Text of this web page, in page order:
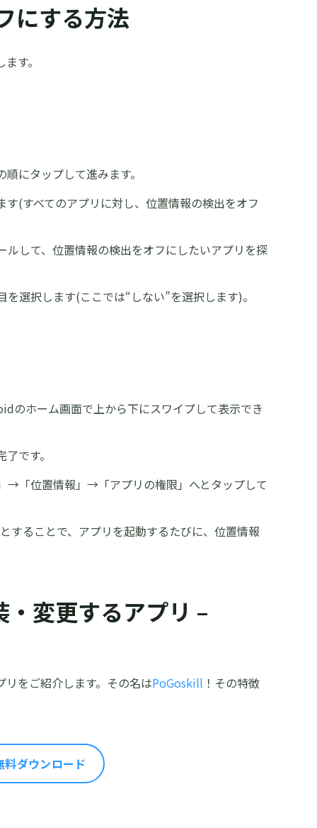
にする方法
す。
にタップして進みます。
(すべてのアプリに対し、位置情報の検出をオフ
して、位置情報の検出をオフにしたいアプリを探
選択します(ここでは“しない”を選択します)。
のホーム画面で上から下にスワイプして表示でき
です。
→「位置情報」→「アプリの権限」へとタップして
することで、アプリを起動するたびに、位置情報
変更するアプリ –
をご紹介します。その名はPoGoskill ！その特徴
料ダウンロード